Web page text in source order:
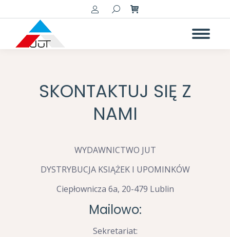
Szukaj:
SKONTAKTUJ SIĘ Z
NAMI
WYDAWNICTWO JUT
DYSTRYBUCJA KSIĄŻEK I UPOMINKÓW
Ciepłownicza 6a, 20-479 Lublin
Mailowo:
Sekretariat: